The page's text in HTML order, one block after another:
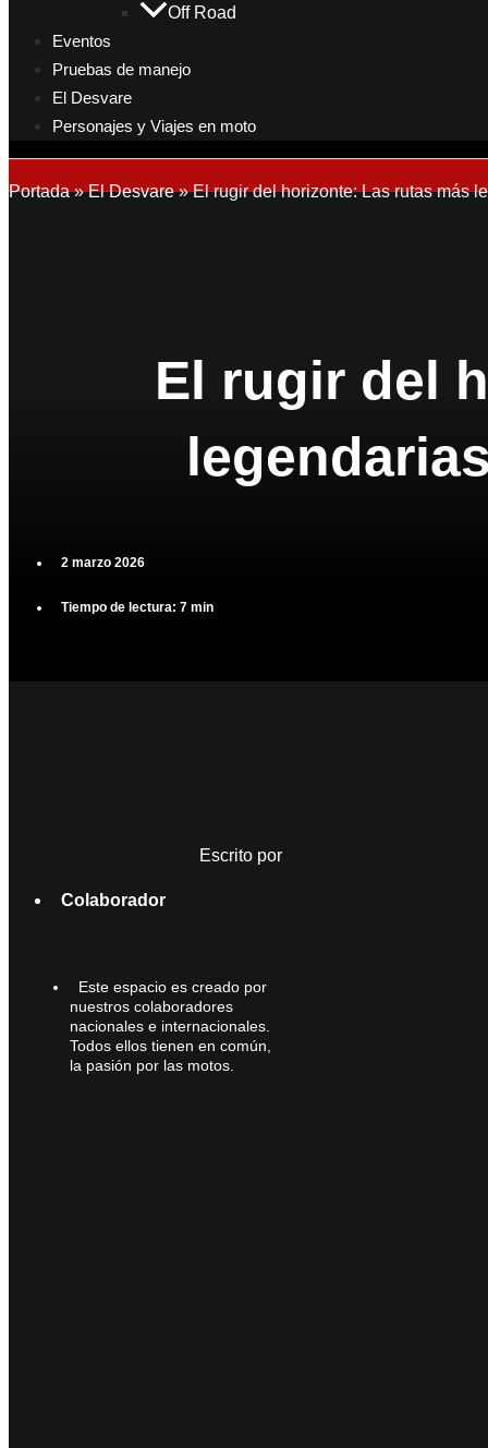
Off Road
Eventos
Pruebas de manejo
El Desvare
Personajes y Viajes en moto
Portada»El Desvare»El rugir del horizonte: Las rutas más
El rugir del
2 marzo 2026
Tiempo de lectura: 7 min
Escrito por
Colaborador
Este espacio es creado por
nuestros colaboradores
nacionales e internacionales.
Todos ellos tienen en común,
la pasión por las motos.